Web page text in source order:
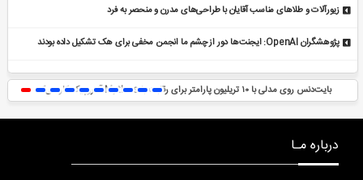
زیورآلات و طلاهای مناسب آقایان با طراحی‌های مدرن و منحصر به فرد
پژوهشگران OpenAI: ایجنت‌ها دور از چشم ما انجمن مخفی برای هک تشکیل داده بودند
بایت‌دنس روی مدلی با ۱۰ تریلیون پارامتر برای رقابت با Mythos آنتروپیک کار می‌کند
درباره مـا